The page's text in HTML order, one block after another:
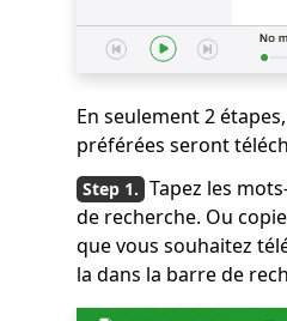
En seulement 2
préférées seront
Tapez les
de recherche. Ou
que vous souhaitez
la dans la barre de